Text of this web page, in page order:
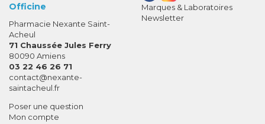
Officine
Pharmacie Nexante Saint-
Acheul
71 Chaussée Jules Ferry
80090 Amiens
03 22 46 26 71
contact-
@-
nexante-
saintacheul.fr
Poser une question
Mon compte
Marques & Laboratoires
Newsletter